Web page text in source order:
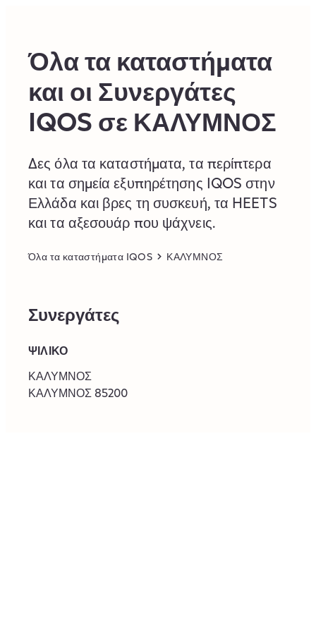
Όλα τα καταστήματα
και οι Συνεργάτες
IQOS σε ΚΑΛΥΜΝΟΣ
Δες όλα τα καταστήματα, τα περίπτερα
και τα σημεία εξυπηρέτησης IQOS στην
Ελλάδα και βρες τη συσκευή, τα HEETS
και τα αξεσουάρ που ψάχνεις.
Όλα τα καταστήματα IQOS ΚΑΛΥΜΝΟΣ
Συνεργάτες
ΨΙΛΙΚΟ
‎ΚΑΛΥΜΝΟΣ
ΚΑΛΥΜΝΟΣ85200